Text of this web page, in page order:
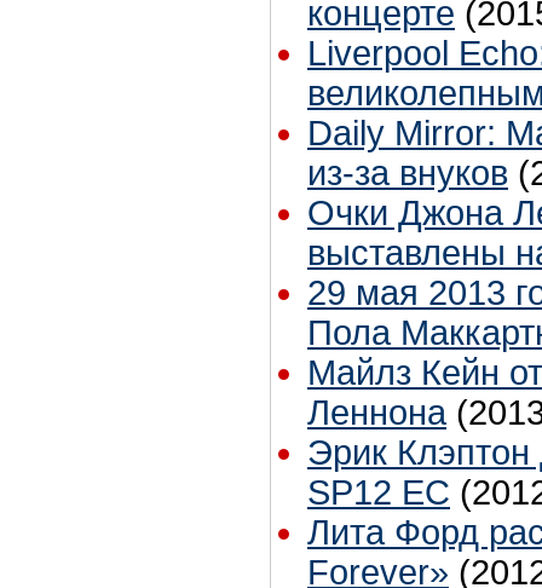
концерте
Liverpool
Daily Mirror:
из-за внуков
Очки Джона
выставлены
29 мая 2013
Пола
Майлз Кейн
Леннона
Эрик Клэптон
SP12 EC
Лита Форд
Forever»